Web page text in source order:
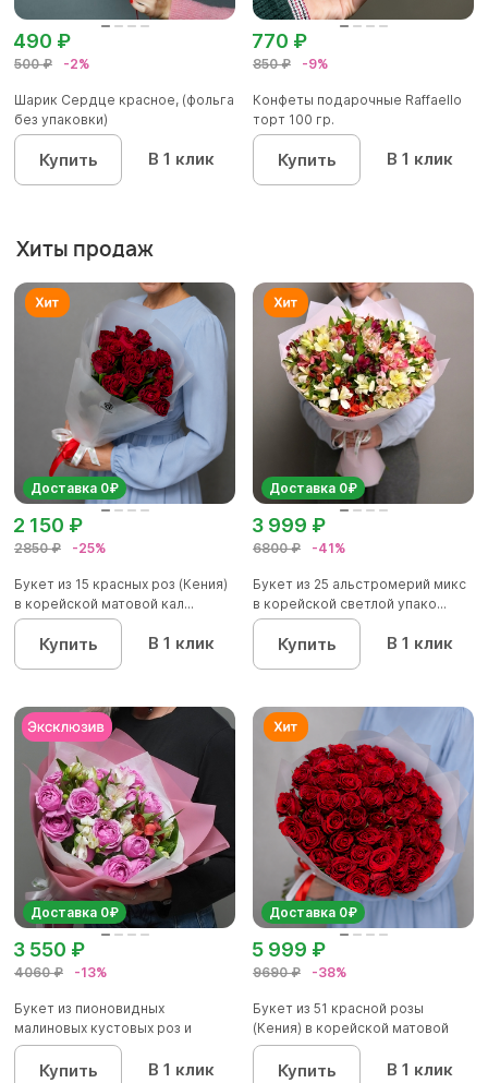
500 ₽ -2%
490 ₽
Шарик Сердце красное, (фольга
без упаковки)
Купить В 1 клик
850 ₽ -9%
770 ₽
Конфеты подарочные Raffaello
торт 100 гр.
Купить В 1 клик
Хиты продаж
Доставка 0₽
2850 ₽ -25%
2 150 ₽
Букет из 15 красных роз (Кения)
в корейской матовой кал...
Купить В 1 клик
Доставка 0₽
6800 ₽ -41%
3 999 ₽
Букет из 25 альстромерий микс
в корейской светлой упако...
Купить В 1 клик
Доставка 0₽
4060 ₽ -13%
3 550 ₽
Букет из пионовидных
малиновых кустовых роз и
альстроме...
Купить В 1 клик
Доставка 0₽
9690 ₽ -38%
5 999 ₽
Букет из 51 красной розы
(Кения) в корейской матовой
уп...
Купить В 1 клик